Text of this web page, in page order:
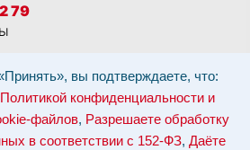
вы подтверждаете, что:
конфиденциальности и
файлов, Разрешаете обработку
в соответствии с 152-ФЗ, Даёте
79
и обращаясь к нам, вы:Соглашаетесь с
и использованием cookie-файлов
данных в соответствии с 152-ФЗ
рассылки.
8 800 551 30 80